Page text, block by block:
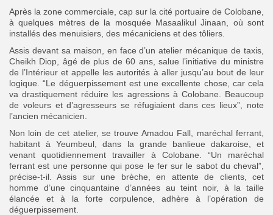
Après la zone commerciale, cap sur la cité portuaire de Colobane,
à quelques mètres de la mosquée Masaalikul Jinaan, où sont
installés des menuisiers, des mécaniciens et des tôliers.
Assis devant sa maison, en face d’un atelier mécanique de taxis,
Cheikh Diop, âgé de plus de 60 ans, salue l’initiative du ministre
de l’Intérieur et appelle les autorités à aller jusqu’au bout de leur
logique. “Le déguerpissement est une excellente chose, car cela
va drastiquement réduire les agressions à Colobane. Beaucoup
de voleurs et d’agresseurs se réfugiaient dans ces lieux”, note
l’ancien mécanicien.
Non loin de cet atelier, se trouve Amadou Fall, maréchal ferrant,
habitant à Yeumbeul, dans la grande banlieue dakaroise, et
venant quotidiennement travailler à Colobane. “Un maréchal
ferrant est une personne qui pose le fer sur le sabot du cheval”,
précise-t-il. Assis sur une brèche, en attente de clients, cet
homme d’une cinquantaine d’années au teint noir, à la taille
élancée et à la forte corpulence, adhère à l’opération de
déguerpissement.